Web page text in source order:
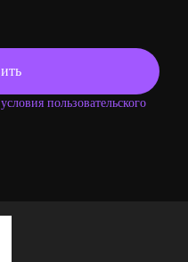
условия пользовательского